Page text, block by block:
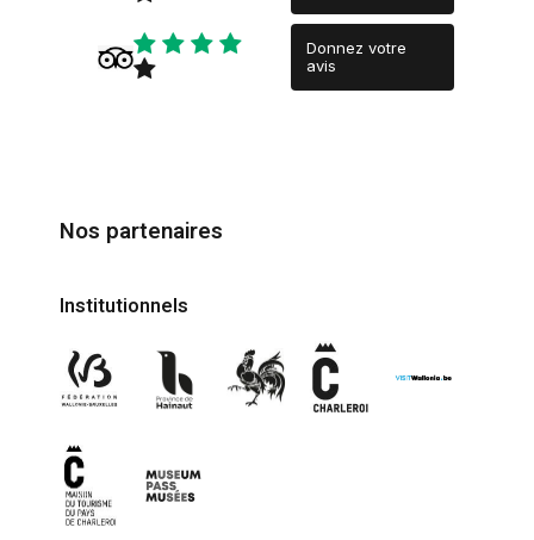
Donnez votre
avis
Nos partenaires
Institutionnels